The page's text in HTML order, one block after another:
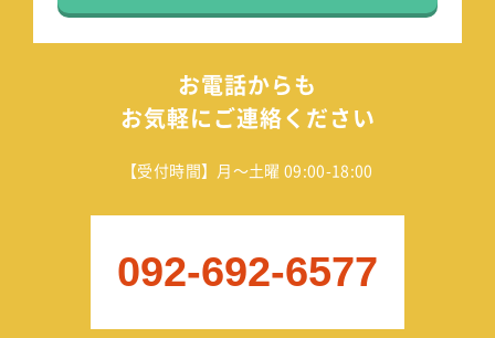
お電話からも
お気軽にご連絡ください
【受付時間】月～土曜 09:00-18:00
092-692-6577